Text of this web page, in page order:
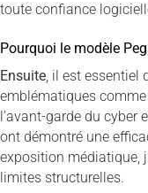
toute confiance
Pourquoi le modèle
Ensuite, il est essentiel
emblématiques
l’avant-garde du cyber
ont démontré une
exposition médiatique,
limites structurelles.